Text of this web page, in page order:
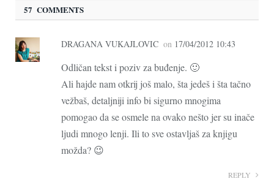
57 COMMENTS
DRAGANA VUKAJLOVIC on 17/04/2012 10:43
Odličan tekst i poziv za buđenje. 🙂
Ali hajde nam otkrij još malo, šta jedeš i šta tačno
vežbaš, detaljniji info bi sigurno mnogima
pomogao da se osmele na ovako nešto jer su inače
ljudi mnogo lenji. Ili to sve ostavljaš za knjigu
možda? 😉
REPLY